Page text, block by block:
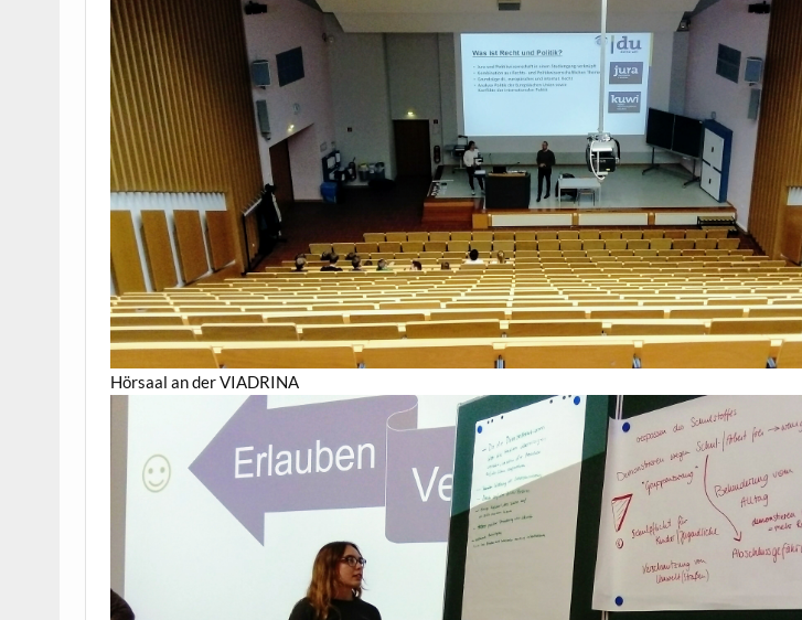
Hörsaal an der VIADRINA